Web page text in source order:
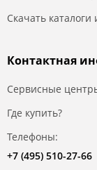
Скачать
Контактная
Сервисные
Где купить?
Телефоны:
+7 (495) 510-27-66